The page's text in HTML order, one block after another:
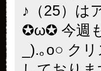
♪（25）は
✪ω✪ 今週
_).｡o○ ク